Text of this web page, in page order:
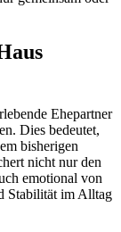
Ehepartner
Dies bedeutet,
bisherigen
nicht nur den
emotional von
Stabilität im Alltag